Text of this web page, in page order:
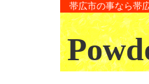
帯広市の事なら帯